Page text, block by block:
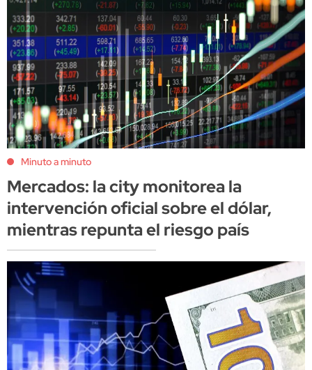
Minuto a minuto
Mercados: la city monitorea la
intervención oficial sobre el dólar,
mientras repunta el riesgo país